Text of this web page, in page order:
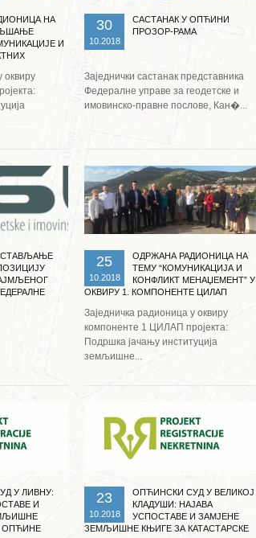
НА
И
оквиру
30
10.2018
САСТАНАК У ОПЋИНИ
ПРОЗОР-РАМА
Заједнички састанак представника
Федералне управе за геодетске и
имовинско-правне послове, Кан�...
25
10.2018
ОДРЖАНА РАДИОНИЦА НА
ТЕМУ “КОМУНИКАЦИЈА И
КОНФЛИКТ МЕНАЏЕМЕНТ” У
ОКВИРУ 1. КОМПОНЕНТЕ ЦИЛАП
Заједничка радионица у оквиру
компоненте 1 ЦИЛАП пројекта:
Подршка јачању институција
земљишне...
У ЛИВНУ:
И
ОПЋИНЕ
23
10.2018
ОПЋИНСКИ СУД У ВЕЛИКОЈ
КЛАДУШИ: НАЈАВА
УСПОСТАВЕ И ЗАМЈЕНЕ
ЗЕМЉИШНЕ КЊИГЕ ЗА КАТАСТАРСКЕ